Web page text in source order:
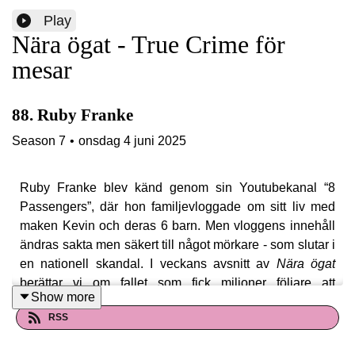
Play
Nära ögat - True Crime för
mesar
88. Ruby Franke
Season 7 • onsdag 4 juni 2025
Ruby Franke blev känd genom sin Youtubekanal “8
Passengers”, där hon familjevloggade om sitt liv med
maken Kevin och deras 6 barn. Men vloggens innehåll
ändras sakta men säkert till något mörkare - som slutar i
en nationell skandal. I veckans avsnitt av Nära ögat
berättar vi om fallet som fick miljoner följare att
ifrågasätta allt de sett.
Show more
RSS